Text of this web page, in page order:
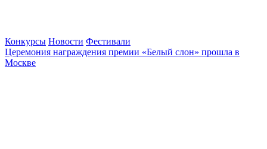
Конкурсы Новости Фестивали
Церемония награждения премии «Белый слон» прошла в
Москве